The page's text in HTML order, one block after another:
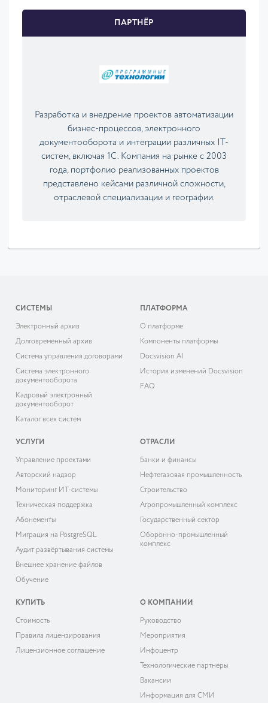
ПАРТНЁР
Разработка и внедрение проектов автоматизации
бизнес-процессов, электронного
документооборота и интеграции различных IT-
систем, включая 1С. Компания на рынке с 2003
года, портфолио реализованных проектов
представлено кейсами различной сложности,
отраслевой специализации и географии.
СИСТЕМЫ
Электронный архив
Долговременный архив
Система управления договорами
Система электронного
документооборота
Кадровый электронный
документооборот
Каталог всех систем
ПЛАТФОРМА
О платформе
Компоненты платформы
Docsvision AI
История изменений Docsvision
FAQ
УСЛУГИ
Управление проектами
Авторский надзор
Мониторинг ИТ-системы
Техническая поддержка
Абонементы
Миграция на PostgreSQL
Аудит развёртывания системы
Внешнее хранение файлов
Обучение
ОТРАСЛИ
Банки и финансы
Нефтегазовая промышленность
Строительство
Агропромышленный комплекс
Государственный сектор
Оборонно-промышленный
комплекс
КУПИТЬ
Cтоимость
Правила лицензирования
Лицензионное соглашение
О КОМПАНИИ
Руководство
Мероприятия
Инфоцентр
Технологические партнёры
Вакансии
Информация для СМИ